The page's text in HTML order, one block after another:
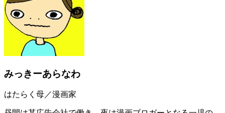
みっきーあらなわ
はたらく母／漫画家